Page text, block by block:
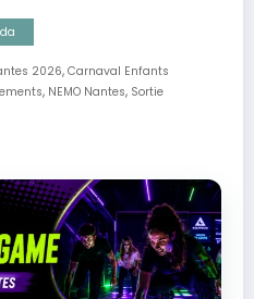
2026, Carnaval Enfants
, NEMO Nantes, Sortie